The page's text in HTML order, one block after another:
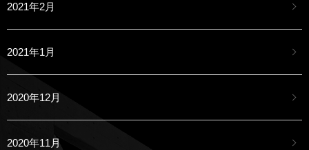
2021年2月
2021年1月
2020年12月
2020年11月